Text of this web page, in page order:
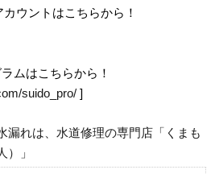
ウントはこちらから！
ムはこちらから！
suido_pro/ ]
漏れは、水道修理の専門店「くまも
）」